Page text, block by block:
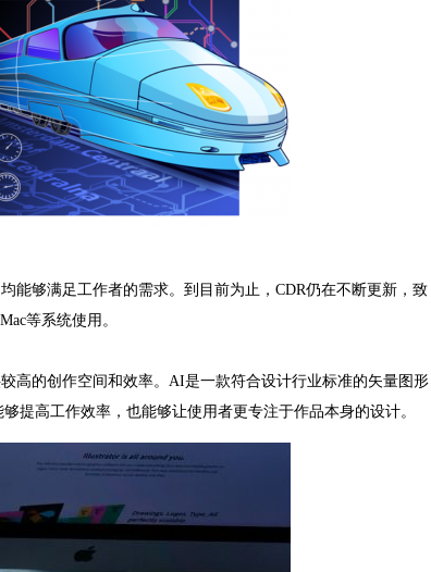
能够满足工作者的需求。到目前为止，CDR仍在不断更新，致
等系统使用。
高的创作空间和效率。 AI是一款符合设计行业标准的矢量图形
提高工作效率，也能够让使用者更专注于作品本身的设计。